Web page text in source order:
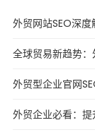
外贸网站SEO深
全球贸易新趋势
外贸型企业官网
外贸企业必看：